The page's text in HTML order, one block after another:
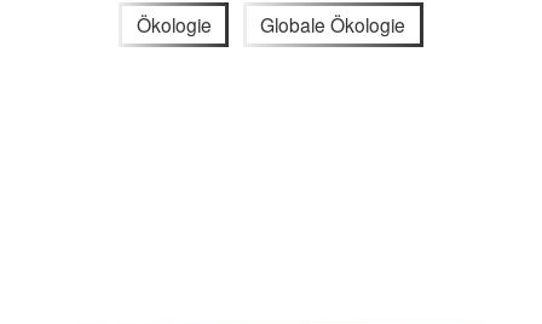
Ökologie Globale Ökologie